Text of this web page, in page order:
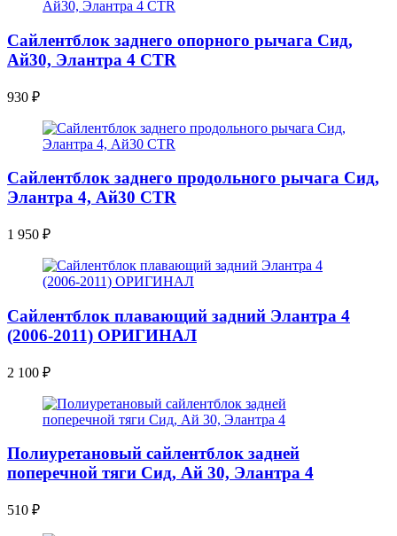
Сайлентблок заднего опорного рычага Сид,
Ай30, Элантра 4 CTR
930 ₽
Сайлентблок заднего продольного рычага Сид,
Элантра 4, Ай30 CTR
1 950 ₽
Сайлентблок плавающий задний Элантра 4
(2006-2011) ОРИГИНАЛ
2 100 ₽
Полиуретановый сайлентблок задней
поперечной тяги Сид, Ай 30, Элантра 4
510 ₽